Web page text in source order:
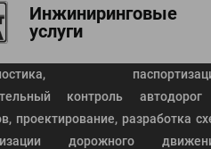
Инжиниринговые
услуги
контроль
проектирование, разработка
дорожного